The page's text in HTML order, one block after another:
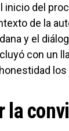
inicio del
de la
y el
con un
la